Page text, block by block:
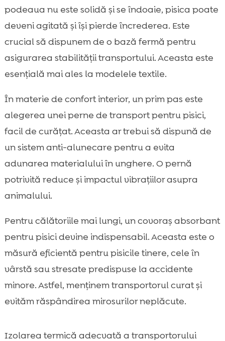
podeaua nu este solidă și se îndoaie, pisica poate
deveni agitată și își pierde încrederea. Este
crucial să dispunem de o bază fermă pentru
asigurarea stabilității transportului. Aceasta este
esențială mai ales la modelele textile.
În materie de confort interior, un prim pas este
alegerea unei perne de transport pentru pisici,
facil de curățat. Aceasta ar trebui să dispună de
un sistem anti-alunecare pentru a evita
adunarea materialului în unghere. O pernă
potrivită reduce și impactul vibrațiilor asupra
animalului.
Pentru călătoriile mai lungi, un covoraș absorbant
pentru pisici devine indispensabil. Aceasta este o
măsură eficientă pentru pisicile tinere, cele în
vârstă sau stresate predispuse la accidente
minore. Astfel, menținem transportorul curat și
evităm răspândirea mirosurilor neplăcute.
Izolarea termică adecvată a transportorului